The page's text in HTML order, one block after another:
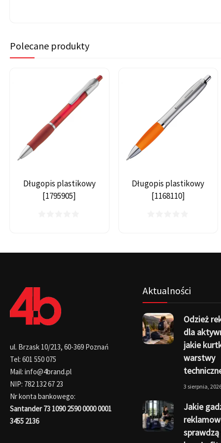
Polecane produkty
Długopis plastikowy
[1795905]
Długopis plastikowy
[1168110]
ul. Brzask 10/213, 60-369 Poznań
Tel: 601 550 075
Mail: info@4brand.pl
NIP: 782 132 67 23
Nr konta bankowego:
Santander 73 1090 2590 0000 0001
3455 2136
Aktualności
Odzież
dla
jakie
warstwy
3 sierpnia,
Jakie
sprawdzą